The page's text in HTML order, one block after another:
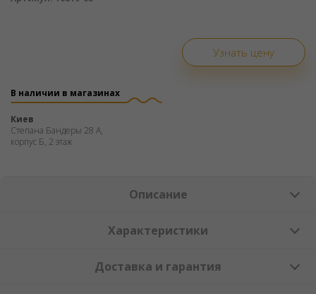
Узнать цену
В наличии в магазинах
Киев
Степана Бандеры 28 А,
корпус Б, 2 этаж
Описание
Характеристики
Доставка и гарантия